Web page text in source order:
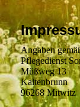
Angaben
Pflegedienst
Müßweg 13
Kaltenbrunn
96268 Mitwitz